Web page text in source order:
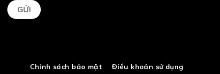
Chính sách bảo mật Điều khoản sử dụng